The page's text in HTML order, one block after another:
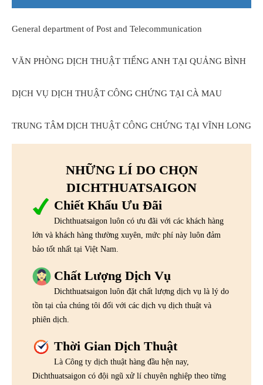
General department of Post and Telecommunication
VĂN PHÒNG DỊCH THUẬT TIẾNG ANH TẠI QUẢNG BÌNH
DỊCH VỤ DỊCH THUẬT CÔNG CHỨNG TẠI CÀ MAU
TRUNG TÂM DỊCH THUẬT CÔNG CHỨNG TẠI VĨNH LONG
NHỮNG LÍ DO CHỌN
DICHTHUATSAIGON
Chiết Khấu Ưu Đãi
Dichthuatsaigon luôn có ưu đãi với các khách hàng
lớn và khách hàng thường xuyên, mức phí này luôn đảm
bảo tốt nhất tại Việt Nam.
Chất Lượng Dịch Vụ
Dichthuatsaigon luôn đặt chất lượng dịch vụ là lý do
tồn tại của chúng tôi đối với các dịch vụ dịch thuật và
phiên dịch.
Thời Gian Dịch Thuật
Là Công ty dịch thuật hàng đầu hện nay,
Dichthuatsaigon có đội ngũ xử lí chuyên nghiệp theo từng